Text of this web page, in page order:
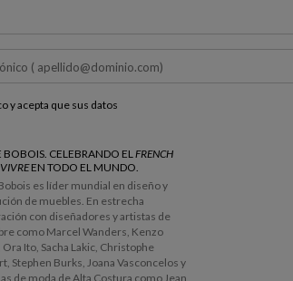
y acepta que sus datos
BOBOIS. CELEBRANDO EL FRENCH
EN TODO EL MUNDO.
es líder mundial en diseño y
de muebles. En estrecha
con diseñadores y artistas de
como Marcel Wanders, Kenzo
Ora Ito, Sacha Lakic, Christophe
Stephen Burks, Joana Vasconcelos y
de moda de Alta Costura como Jean